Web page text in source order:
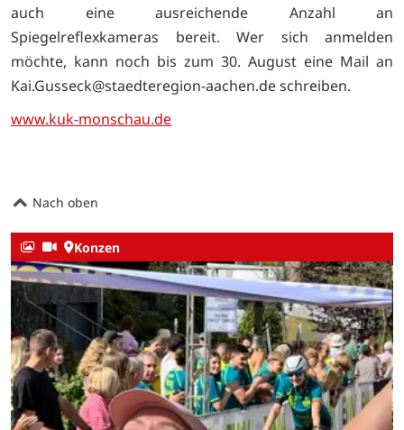
auch eine ausreichende Anzahl an
Spiegelreflexkameras bereit. Wer sich anmelden
möchte, kann noch bis zum 30. August eine Mail an
Kai.Gusseck@staedteregion-aachen.de schreiben.
www.kuk-monschau.de
Nach oben
Konzen